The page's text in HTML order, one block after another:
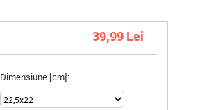
39,99 Lei
Dimensiune [cm]: